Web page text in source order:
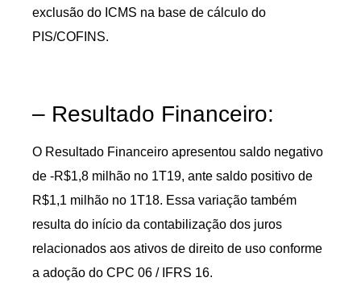
exclusão do ICMS na base de cálculo do
PIS/COFINS.
– Resultado Financeiro:
O Resultado Financeiro apresentou saldo negativo
de -R$1,8 milhão no 1T19, ante saldo positivo de
R$1,1 milhão no 1T18. Essa variação também
resulta do início da contabilização dos juros
relacionados aos ativos de direito de uso conforme
a adoção do CPC 06 / IFRS 16.